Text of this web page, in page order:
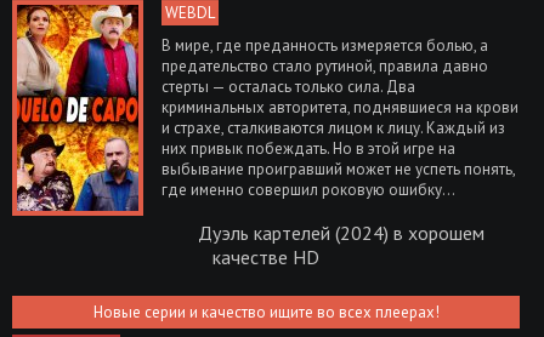
WEBDL
В мире, где преданность измеряется болью, а
предательство стало рутиной, правила давно
стерты — осталась только сила. Два
криминальных авторитета, поднявшиеся на крови
и страхе, сталкиваются лицом к лицу. Каждый из
них привык побеждать. Но в этой игре на
выбывание проигравший может не успеть понять,
где именно совершил роковую ошибку…
Дуэль картелей (2024) в хорошем
качестве HD
Новые серии и качество ищите во всех плеерах!